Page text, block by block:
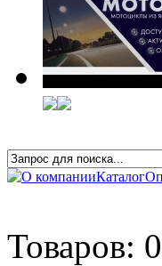
О компанииКаталог
Товаров: